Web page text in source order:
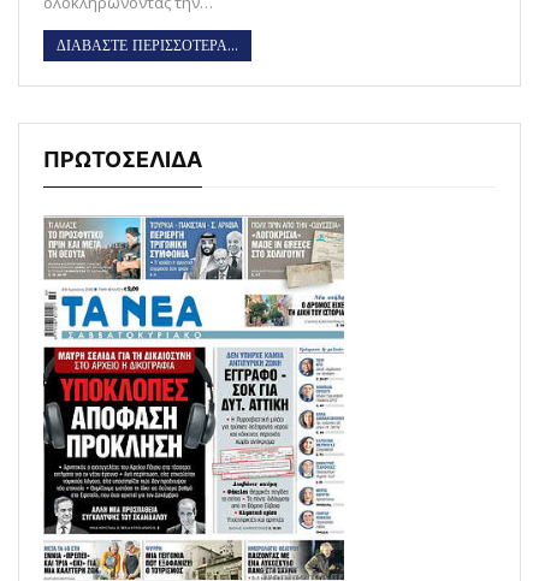
ΔΙΑΒΑΣΤΕ ΠΕΡΙΣΣΟΤΕΡΑ...
ΠΡΩΤΟΣΕΛΙΔΑ